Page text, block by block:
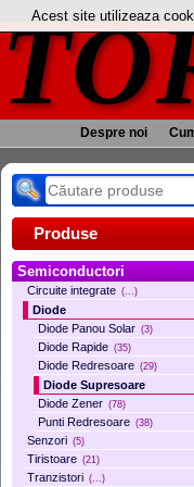
Despre noi
Produse
Semiconductori
Circuite integrate (...)
Diode
Diode Panou Solar (3)
Diode Rapide (35)
Diode Redresoare (29)
Diode Supresoare
Diode Zener (78)
Punti Redresoare (38)
Senzori (5)
Tiristoare (21)
Tranzistori (...)
Acest site utilizeaza